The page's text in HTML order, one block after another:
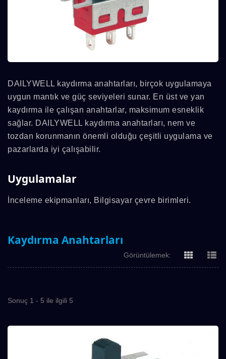
DAILYWELL kaydırma anahtarları, birçok uygulamaya
uygun mantık ve güç seviyeleri sunar. En üst ve yan
kaydırma ile çalışan anahtarlar, maksimum esneklik
sağlar. DAILYWELL kaydırma anahtarları, nem ve
tozdan korunmanın önemli olduğu çeşitli uygulama ve
pazarlarda iyi çalışabilir.
Uygulamalar
İnceleme ekipmanları, Bilgisayar çevre birimleri.
Kaydırma Anahtarları
Görüntülemek:
Sonuç 1 - 5 ile ilgili 5